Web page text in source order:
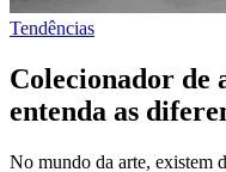
Tendências
Colecionador de
entenda as
No mundo da arte, existem